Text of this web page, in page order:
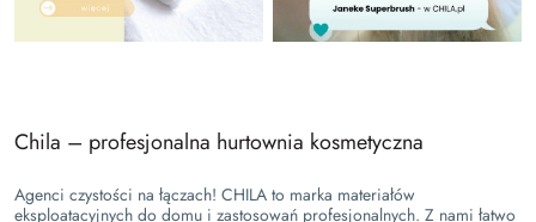
Chila – profesjonalna hurtownia kosmetyczna
Agenci czystości na łączach! CHILA to marka materiałów
eksploatacyjnych do domu i zastosowań profesjonalnych. Z nami łatwo